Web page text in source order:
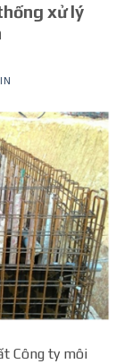
xử lý
Công ty môi